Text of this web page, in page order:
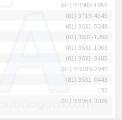
(81) 9 9985-1855
(81) 3719-4545
(81) 3631-5248
(81) 3631-1288
(81) 3631-1003
(81) 3631-3485
(81) 9 9399-2949
(81) 3631-0443
192
(81) 9 9964-3026